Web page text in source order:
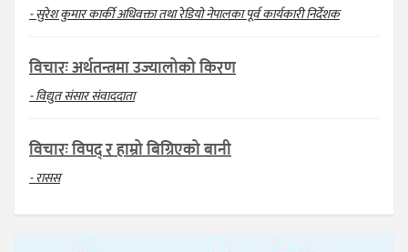
- सुरेश कुमार कार्की अधिवक्ता तथा रेडियो नेपालका पूर्व कार्यकारी निर्देशक
विचारः अर्थतन्त्रमा उज्यालोको किरण
- विद्युत संसार संवाददाता
विचारः विपद् र हाम्रो बिग्रिएको बानी
- रासस